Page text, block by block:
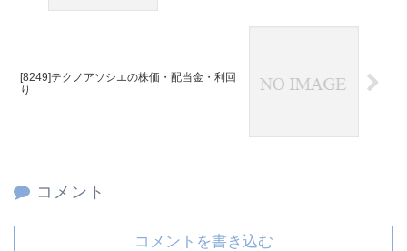
[8249]テクノアソシエの株価・配当金・利回
り
コメント
コメントを書き込む